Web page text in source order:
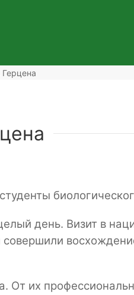
день. Визит в
От их